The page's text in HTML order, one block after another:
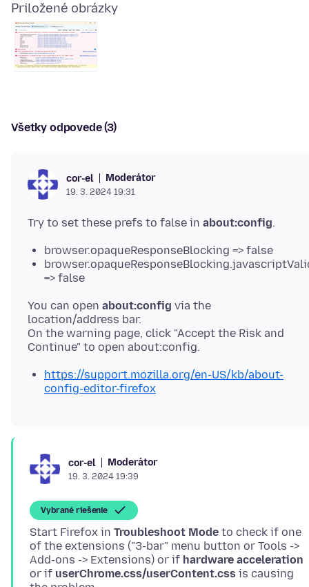
Priložené obrázky
Všetky odpovede (3)
cor-el Moderátor
19. 3. 2024 19:31
Try to set these prefs to false in about:config
browser.opaqueResponseBlocking => false
=> false
You can open about:config via the
location/address bar.
On the warning page, click "Accept the Risk and
https://support.mozilla.org/en-US/kb/about-
config-editor-firefox
cor-el Moderátor
19. 3. 2024 19:39
Vybrané riešenie
Start Firefox in Troubleshoot Mode to check if one
of the extensions ("3-bar" menu button or Tools ->
Add-ons -> Extensions) or if hardware acceleration
or if userChrome.css/userContent.css is causing